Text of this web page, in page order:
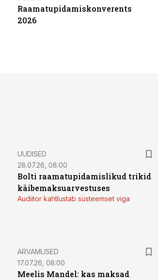
Raamatupidamiskonverents
2026
UUDISED
28.07.26, 08:00
Bolti raamatupidamislikud trikid
käibemaksuarvestuses
Audiitor kahtlustab süsteemset viga
ARVAMUSED
17.07.26, 08:00
Meelis Mandel: kas maksad